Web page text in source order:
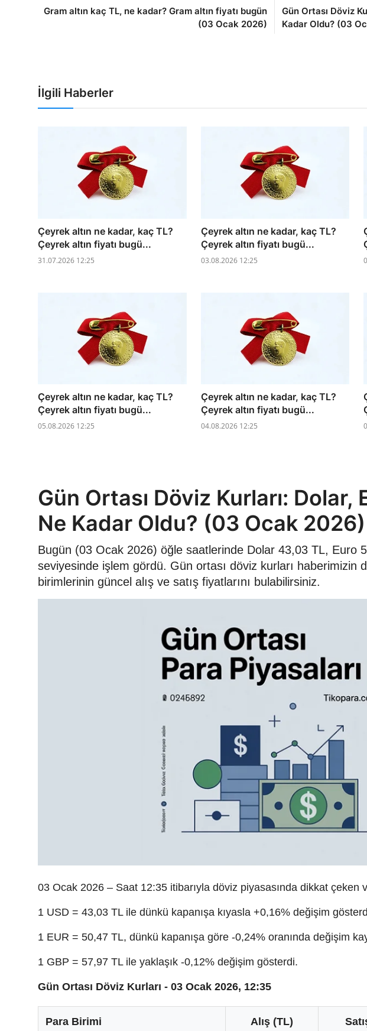
Gram altın kaç TL, ne kadar? Gram altın fiyatı bugün
(03 Ocak 2026)
Gün Ortası Döviz
Kadar Oldu? (03
İlgili Haberler
Çeyrek altın ne kadar, kaç TL?
Çeyrek altın fiyatı bugü...
31.07.2026 12:25
Çeyrek altın ne kadar, kaç TL?
Çeyrek altın fiyatı bugü...
03.08.2026 12:25
Çeyrek altın ne kadar, kaç TL?
Çeyrek altın fiyatı bugü...
05.08.2026 12:25
Çeyrek altın ne kadar, kaç TL?
Çeyrek altın fiyatı bugü...
04.08.2026 12:25
Gün Ortası Döviz Kurları: Dolar,
Ne Kadar Oldu? (03 Ocak 2026)
Bugün (03 Ocak 2026) öğle saatlerinde Dolar 43,03 TL, Euro
seviyesinde işlem gördü. Gün ortası döviz kurları haberimizin
birimlerinin güncel alış ve satış fiyatlarını bulabilirsiniz.
03 Ocak 2026 – Saat 12:35 itibarıyla döviz piyasasında dikkat çeken
1 USD = 43,03 TL ile dünkü kapanışa kıyasla +0,16% değişim
1 EUR = 50,47 TL, dünkü kapanışa göre -0,24% oranında değişim
1 GBP = 57,97 TL ile yaklaşık -0,12% değişim gösterdi.
Gün Ortası Döviz Kurları - 03 Ocak 2026, 12:35
Para Birimi Alış (TL)